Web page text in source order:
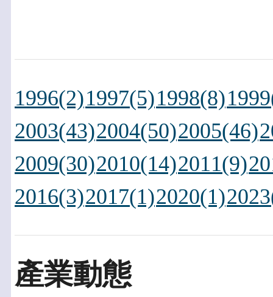
1996(2)1997(5)1998(8)
2003(43)2004(50)2005(46)
2009(30)2010(14)2011(9)
2016(3)2017(1)2020(1)
產業動態